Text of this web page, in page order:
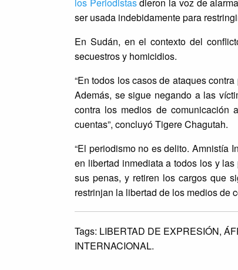
los Periodistasdieron la voz de
ser usada indebidamente para
En Sudán, en el contexto del
secuestros y homicidios.
“En todos los casos de ataques
Además, se sigue negando a las
contra los medios de
cuentas”, concluyó Tigere Chagutah.
“El periodismo no es delito. Amnistía
en libertad inmediata a todos los y
sus penas, y retiren los cargos que
restrinjan la libertad de los medios de
Tags: LIBERTAD DE EXPRESIÓN,
INTERNACIONAL.